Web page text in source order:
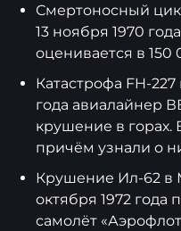
Смертоносный
13 ноября 1970
оценивается в
Катастрофа FH-
года авиалайнер
крушение в горах.
причём узнали о
Крушение Ил-62 в
октября 1972 года
самолёт